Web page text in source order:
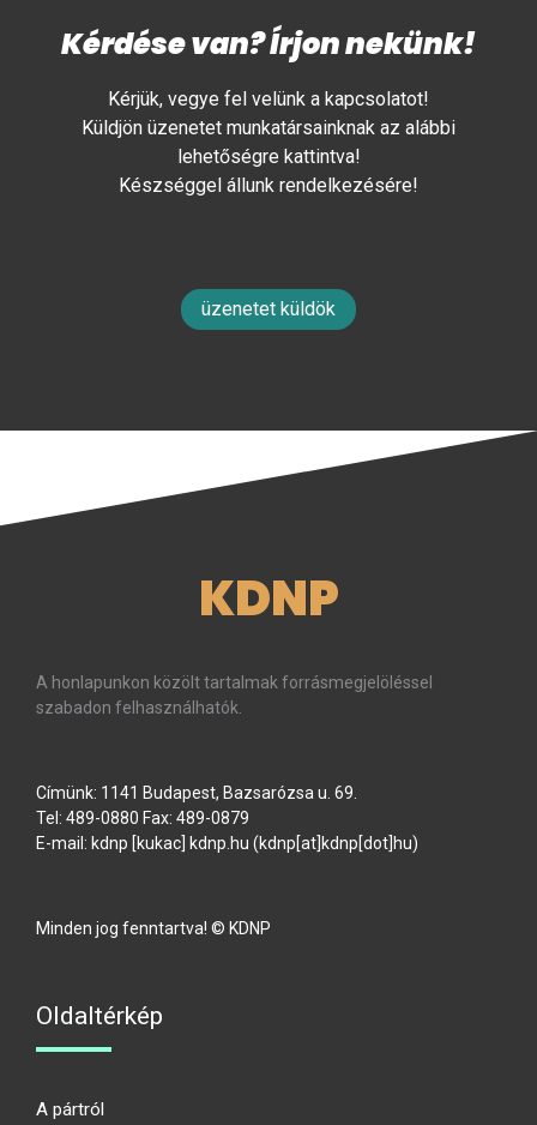
Kérdése van? Írjon nekünk!
Kérjük, vegye fel velünk a kapcsolatot!
Küldjön üzenetet munkatársainknak az alábbi
lehetőségre kattintva!
Készséggel állunk rendelkezésére!
üzenetet küldök
KDNP
A honlapunkon közölt tartalmak forrásmegjelöléssel
szabadon felhasználhatók.
Címünk: 1141 Budapest, Bazsarózsa u. 69.
Tel: 489-0880 Fax: 489-0879
E-mail: kdnp [kukac] kdnp.hu (kdnp[at]kdnp[dot]hu)
Minden jog fenntartva! © KDNP
Oldaltérkép
A pártról